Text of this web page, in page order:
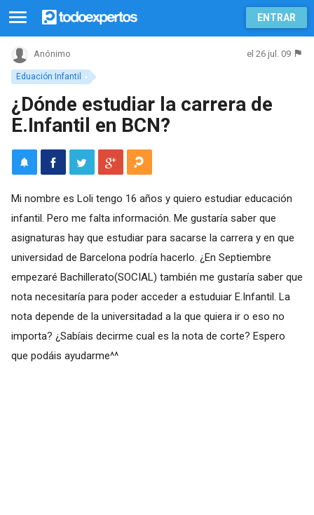
ENTRAR
Eduación Infantil
Anónimo el 26 jul. 09
¿Dónde estudiar la carrera de
E.Infantil en BCN?
Mi nombre es Loli tengo 16 años y quiero estudiar educación
infantil. Pero me falta información. Me gustaría saber que
asignaturas hay que estudiar para sacarse la carrera y en que
universidad de Barcelona podría hacerlo. ¿En Septiembre
empezaré Bachillerato(SOCIAL) también me gustaría saber que
nota necesitaría para poder acceder a estuduiar E.Infantil. La
nota depende de la universitadad a la que quiera ir o eso no
importa? ¿Sabíais decirme cual es la nota de corte? Espero
que podáis ayudarme^^